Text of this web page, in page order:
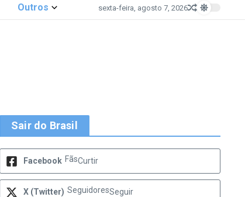
Outros sexta-feira, agosto 7, 2026
Sair do Brasil
Facebook FãsCurtir
X (Twitter) SeguidoresSeguir